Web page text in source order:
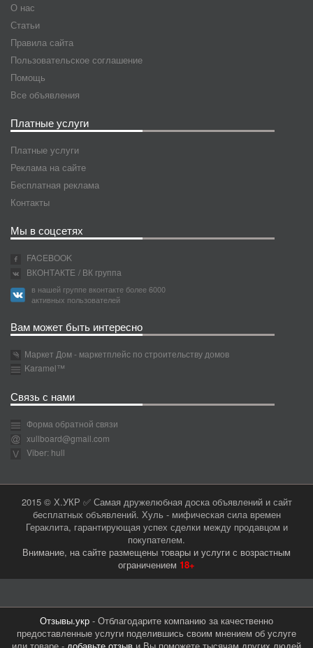
О нас
Статьи
Правила сайта
Пользовательское соглашение
Помощь
Все объявления
Платные услуги
Платные услуги
Реклама на сайте
Бесплатная реклама
Контакты
Мы в соцсетях
FACEBOOK
ВКОНТАКТЕ / ВК группа
в нашей группе вконтакте более 6000
активных пользователей
Вам может быть интересно
Маркет Дом - маркетплейс по строительству домов
Karamel™
Связь с нами
Форма обратной связи
xullboard@gmail.com
Viber: hull
2015 © Х.УКР ✅ Самая дружелюбная доска объявлений и сайт
бесплатных объявлений. Хуль - мифическая сила времен
Гераклита, гарантирующая успех сделки между продавцом и
покупателем.
Внимание, на сайте размещены товары и услуги с возрастным
ограничением 18+
Отзывы.укр - Отблагодарите компанию за качественно
предоставленные услуги поделившись своим мнением об услуге